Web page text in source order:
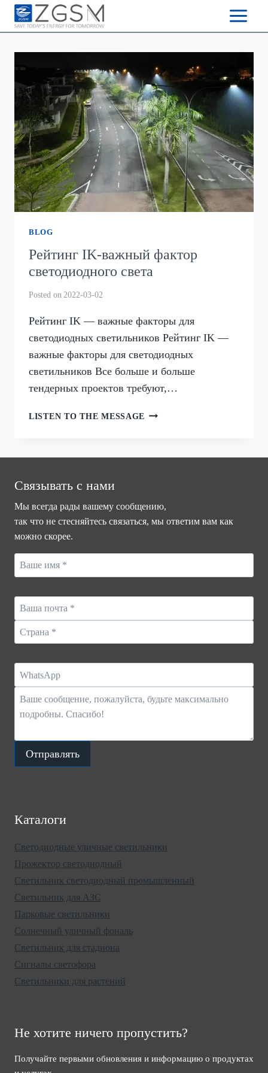
Skip
BLOG
Рейтинг IK-важный фактор
светодиодного света
Posted on 2022-03-02
Рейтинг IK — важные факторы для
светодиодных светильников Рейтинг IK —
важные факторы для светодиодных
светильников Все больше и больше
тендерных проектов требуют,…
LISTEN TO THE MESSAGE РЕЙТИНГ
Связывать с нами
Мы всегда рады вашему сообщению,
так что не стесняйтесь связаться, мы ответим вам как
можно скорее.
Отправлять
Каталоги
Светодиодные уличные светильники
Прожектор светодиодный
Светильник светодиодный промышленный
Светильник для АЗС
Парковые светильники
Солнечный уличный фональ
Светильник для стадиона
Сигналы светофора
Светильники для растений
Не хотите ничего пропустить?
Получайте первыми обновления и информацию о продуктах